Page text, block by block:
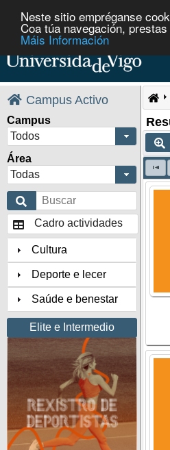
Neste sitio empréganse
Coa túa navegación,
Máis Información
Campus Activo
Campus
Todos
Área
Todas
Cadro actividades
Cultura
Deporte e lecer
Saúde e benestar
Elite e Intermedio